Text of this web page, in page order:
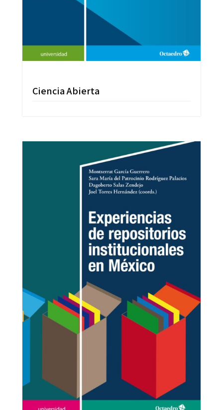
Ciencia Abierta